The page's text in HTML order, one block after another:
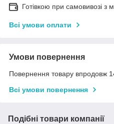
Готівкою при самовивозі з
Всі умови оплати
Умови повернення
Повернення товару впродовж
Всі умови повернення
Подібні товари компанії